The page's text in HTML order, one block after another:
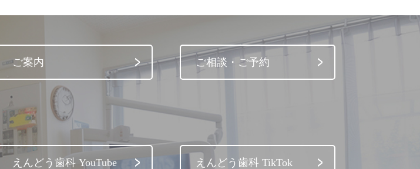
ご案内 ご相談・ご予約
えんどう歯科 YouTube えんどう歯科 TikTok